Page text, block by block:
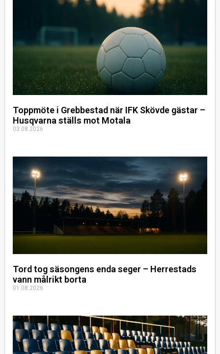
Toppmöte i Grebbestad när IFK Skövde gästar –
Husqvarna ställs mot Motala
03.08.2026
Tord tog säsongens enda seger – Herrestads
vann målrikt borta
01.08.2026